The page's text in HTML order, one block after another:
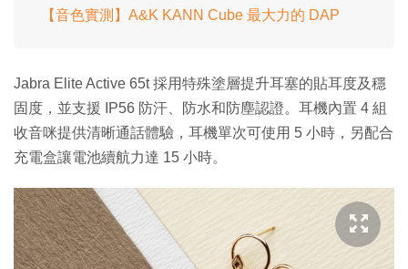
【音色實測】A&K KANN Cube 最大力的 DAP
Jabra Elite Active 65t 採用特殊塗層提升耳塞的貼耳度及穩
固度，並支援 IP56 防汗、防水和防塵認證。耳機內置 4 組
收音咪提供清晰通話體驗，耳機單次可使用 5 小時，另配合
充電盒讓電池續航力達 15 小時。